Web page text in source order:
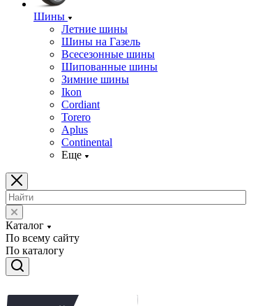
Шины
Летние шины
Шины на Газель
Всесезонные шины
Шипованные шины
Зимние шины
Ikon
Cordiant
Torero
Aplus
Continental
Еще
Каталог
По всему сайту
По каталогу